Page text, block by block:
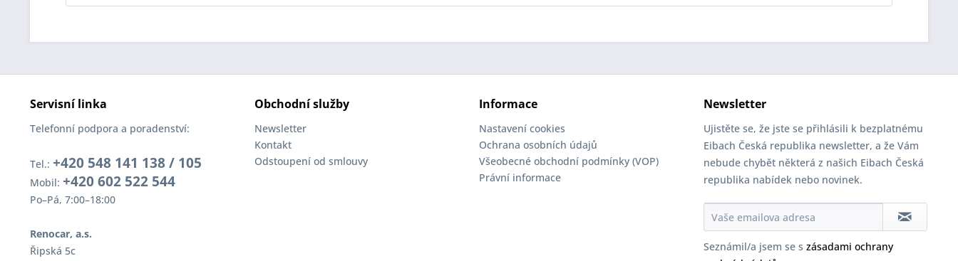
Servisní linka
Telefonní podpora a poradenství:
Tel.: +420 548 141 138 / 105
Mobil: +420 602 522 544
Po–Pá, 7:00–18:00
Renocar, a.s.
Řipská 5c
Obchodní služby
Newsletter
Kontakt
Odstoupení od smlouvy
Informace
Nastavení cookies
Ochrana osobních údajů
Všeobecné obchodní podmínky (VOP)
Právní informace
Newsletter
Ujistěte se, že jste se přihlásili k bezplatnému
Eibach Česká republika newsletter, a že Vám
nebude chybět některá z našich Eibach Česká
republika nabídek nebo novinek.
Seznámil/a jsem se s zásadami ochrany